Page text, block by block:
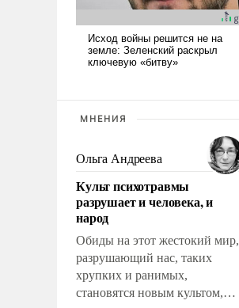
МНЕНИЯ
Ольга Андреева
Культ психотравмы
разрушает и человека, и
народ
Обиды на этот жестокий мир,
разрушающий нас, таких
хрупких и ранимых,
становятся новым культом,